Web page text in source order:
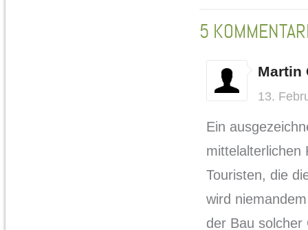
5
Martin
13.
Ein
mittelalterlichen
Touristen, die
wird
der Bau